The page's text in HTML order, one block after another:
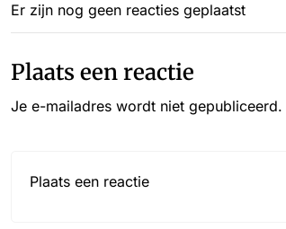
Er zijn nog geen reacties geplaatst
Plaats een reactie
Je e-mailadres wordt niet gepubliceerd.